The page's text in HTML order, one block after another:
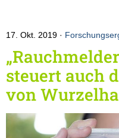
17. Okt. 2019
steuert auch
von